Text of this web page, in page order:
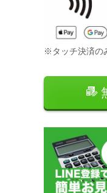
※タッチ決済の